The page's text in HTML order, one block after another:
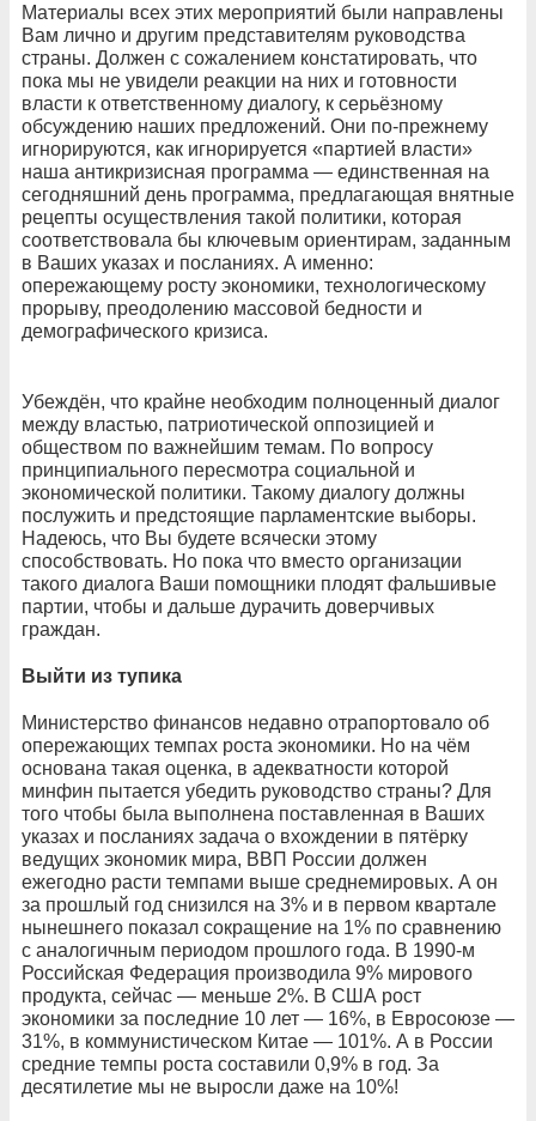
Материалы всех этих мероприятий были направлены
Вам лично и другим представителям руководства
страны. Должен с сожалением констатировать, что
пока мы не увидели реакции на них и готовности
власти к ответственному диалогу, к серьёзному
обсуждению наших предложений. Они по-прежнему
игнорируются, как игнорируется «партией власти»
наша антикризисная программа — единственная на
сегодняшний день программа, предлагающая внятные
рецепты осуществления такой политики, которая
соответствовала бы ключевым ориентирам, заданным
в Ваших указах и посланиях. А именно:
опережающему росту экономики, технологическому
прорыву, преодолению массовой бедности и
демографического кризиса.
Убеждён, что крайне необходим полноценный диалог
между властью, патриотической оппозицией и
обществом по важнейшим темам. По вопросу
принципиального пересмотра социальной и
экономической политики. Такому диалогу должны
послужить и предстоящие парламентские выборы.
Надеюсь, что Вы будете всячески этому
способствовать. Но пока что вместо организации
такого диалога Ваши помощники плодят фальшивые
партии, чтобы и дальше дурачить доверчивых
граждан.
Выйти из тупика
Министерство финансов недавно отрапортовало об
опережающих темпах роста экономики. Но на чём
основана такая оценка, в адекватности которой
минфин пытается убедить руководство страны? Для
того чтобы была выполнена поставленная в Ваших
указах и посланиях задача о вхождении в пятёрку
ведущих экономик мира, ВВП России должен
ежегодно расти темпами выше среднемировых. А он
за прошлый год снизился на 3% и в первом квартале
нынешнего показал сокращение на 1% по сравнению
с аналогичным периодом прошлого года. В 1990-м
Российская Федерация производила 9% мирового
продукта, сейчас — меньше 2%. В США рост
экономики за последние 10 лет — 16%, в Евросоюзе —
31%, в коммунистическом Китае — 101%. А в России
средние темпы роста составили 0,9% в год. За
десятилетие мы не выросли даже на 10%!